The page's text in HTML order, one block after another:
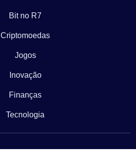
Bit no R7
Criptomoedas
Jogos
Inovação
Finanças
Tecnologia